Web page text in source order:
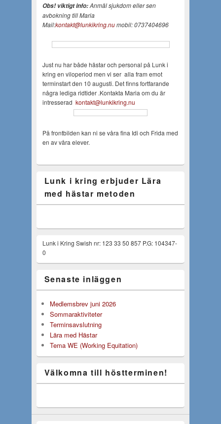
Obs! viktigt info:Anmäl sjukdom eller sen
avbokning till Maria
Mail:kontakt@lunkikring.nu mobil: 0737404696
Just nu har både hästar och personal på Lunk i
kring en viloperiod men vi ser alla fram emot
terminstart den 10 augusti. Det finns fortfarande
några lediga ridtider .Kontakta Maria om du är
intresserad kontakt@lunkikring.nu
På frontbilden kan ni se våra fina Idi och Frida med
en av våra elever.
Lunk i kring erbjuder Lära
med hästar metoden
Lunk i Kring Swish nr: 123 33 50 857 P.G: 104347-
0
Senaste inläggen
Medlemsbrev juni 2026
Sommaraktiviteter
Terminsavslutning
Lära med Hästar
Tema WE (Working Equitation)
Välkomna till höstterminen!